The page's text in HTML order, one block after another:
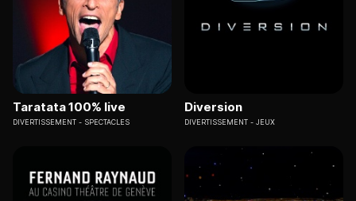
Taratata 100% live
DIVERTISSEMENT SPECTACLES
Diversion
DIVERTISSEMENT JEUX